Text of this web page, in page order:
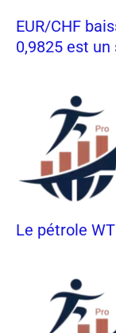
EUR/CHF
0,9825 est
Le pétrole